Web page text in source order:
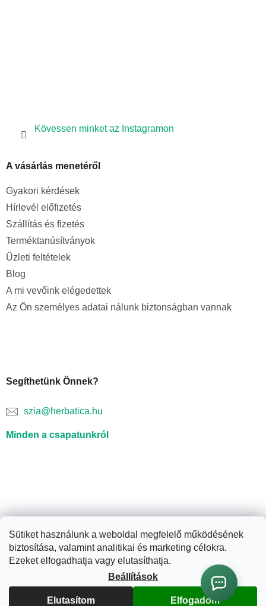
Sütiket használunk a weboldal megfelelő működésének
biztosítása, valamint analitikai és marketing célokra.
Ezeket elfogadhatja vagy elutasíthatja.
Beállítások
Elutasítom Elfogadom
Kövessen minket az Instagramon
A vásárlás menetéről
Gyakori kérdések
Hírlevél előfizetés
Szállítás és fizetés
Terméktanúsítványok
Üzleti feltételek
Blog
A mi vevőink elégedettek
Az Ön személyes adatai nálunk biztonságban vannak
Segíthetünk Önnek?
szia@herbatica.hu
Minden a csapatunkról
Shoptet készítette
Copyright 2026Herbatica.hu. Minden jog fenntartva.Süti
beállítások szerkesztése